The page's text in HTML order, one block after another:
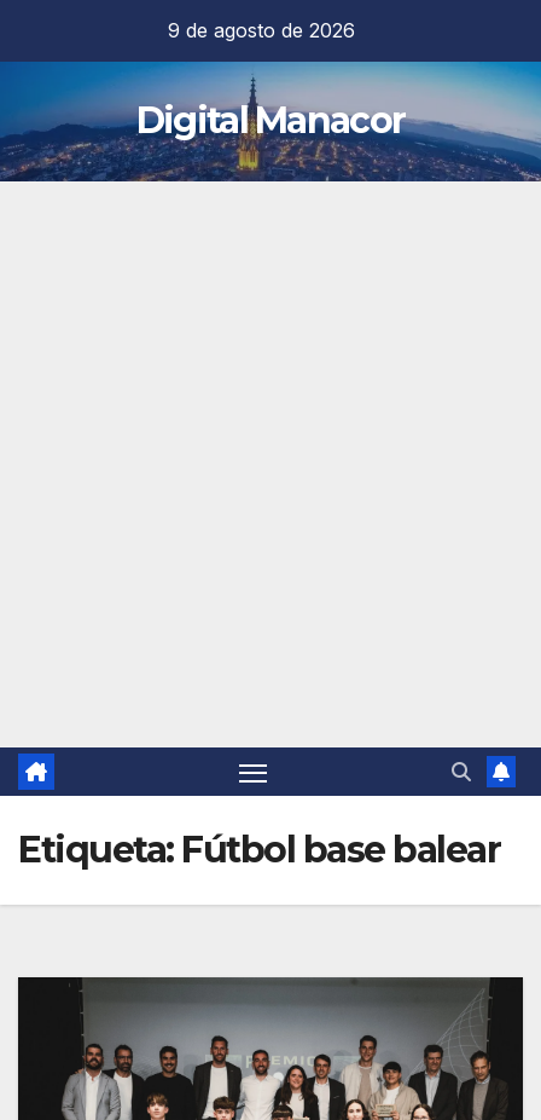
contenido
9 de agosto de 2026
Digital Manacor
Etiqueta: Fútbol base balear